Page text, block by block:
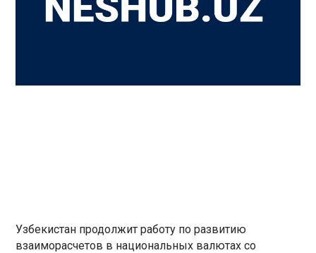
Узбекистан продолжит работу по развитию
взаиморасчетов в национальных валютах со